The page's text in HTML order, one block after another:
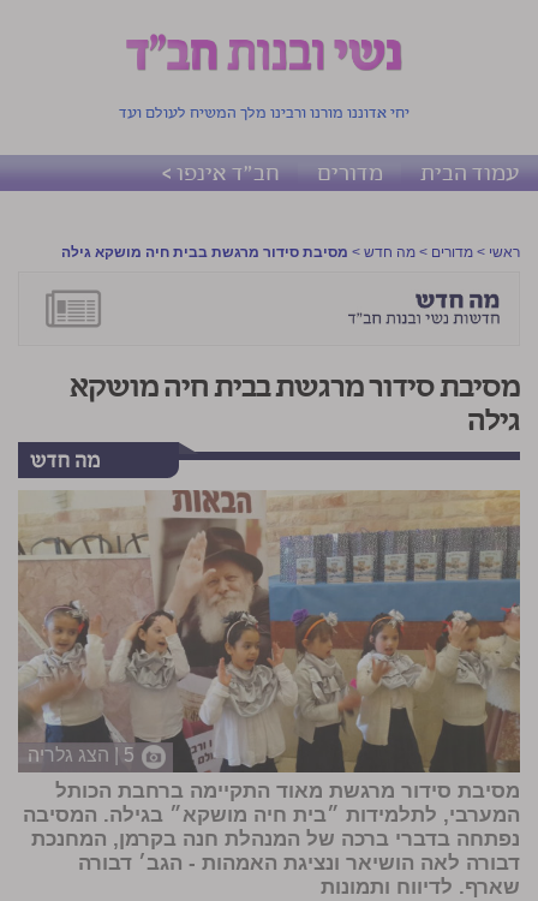
יחי אדוננו מורנו ורבינו מלך המשיח לעולם ועד
עמוד הבית מדורים חב"ד אינפו >
ראשי > מדורים > מה חדש > מסיבת סידור מרגשת בבית חיה מושקא גילה
מסיבת סידור מרגשת בבית חיה מושקא
גילה
5 | הצג גלריה
מסיבת סידור מרגשת מאוד התקיימה ברחבת הכותל
המערבי, לתלמידות ״בית חיה מושקא״ בגילה. המסיבה
נפתחה בדברי ברכה של המנהלת חנה בקרמן, המחנכת
דבורה לאה הושיאר ונציגת האמהות - הגב׳ דבורה
שארף. לדיווח ותמונות